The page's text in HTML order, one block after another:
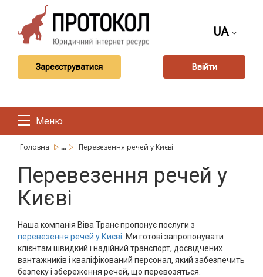
UA
Зареєструватися Ввійти
Меню
Головна ... Перевезення речей у Києві
Перевезення речей у
Києві
Наша компанія Віва Транс пропонує послуги з
перевезення речей у Києві . Ми готові запропонувати
клієнтам швидкий і надійний транспорт, досвідчених
вантажників і кваліфікований персонал, який забезпечить
безпеку і збереження речей, що перевозяться.